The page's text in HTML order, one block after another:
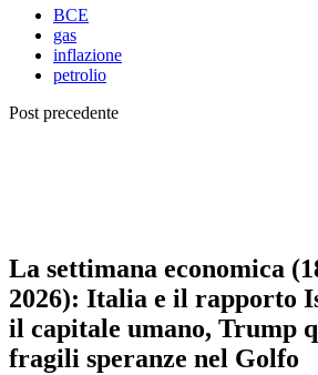
BCE
gas
inflazione
petrolio
Post precedente
La settimana economica
2026): Italia e il rapporto
il capitale umano, Trump
fragili speranze nel Golfo